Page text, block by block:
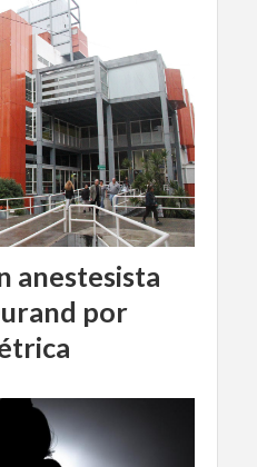
anestesista
por